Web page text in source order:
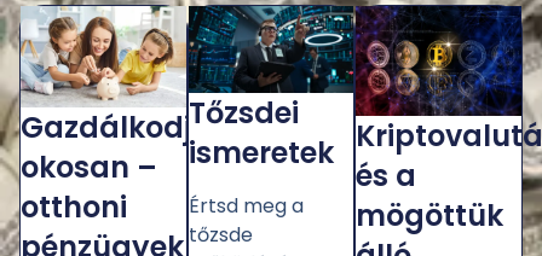
Gazdálkodj
okosan –
otthoni
pénzügyek
Tőzsdei
ismeretek
Értsd meg a
tőzsde
és a
mögöttük